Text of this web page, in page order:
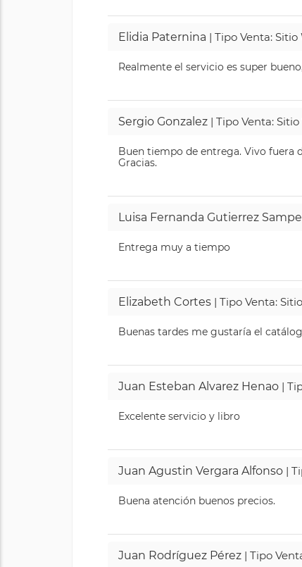
Elidia Paternina | Tipo Venta:
Realmente el servicio es super
Sergio Gonzalez | Tipo Venta:
Buen tiempo de entrega. Vivo fuera
Gracias.
Luisa Fernanda Gutierrez
Entrega muy a tiempo
Elizabeth Cortes | Tipo Venta:
Buenas tardes me gustaría el
Juan Esteban Alvarez Henao |
Excelente servicio y libro
Juan Agustin Vergara Alfonso |
Buena atención buenos precios.
Juan Rodríguez Pérez | Tipo